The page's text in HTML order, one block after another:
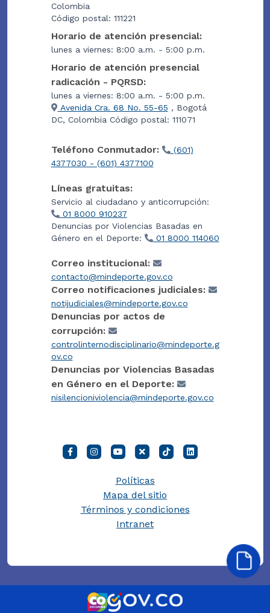
Colombia
Código postal: 111221
Horario de atención presencial:
lunes a viernes: 8:00 a.m. - 5:00 p.m.
Horario de atención presencial
radicación - PQRSD:
lunes a viernes: 8:00 a.m. - 5:00 p.m.
Avenida Cra. 68 No. 55-65 , Bogotá
DC, Colombia Código postal: 111071
Teléfono Conmutador:
(601)
4377030 - (601) 4377100
Líneas gratuitas:
Servicio al ciudadano y anticorrupción:
01 8000 910237
Denuncias por Violencias Basadas en
Género en el Deporte:
01 8000 114060
Correo institucional:
contacto@mindeporte.gov.co
Correo notificaciones judiciales:
notijudiciales@mindeporte.gov.co
Denuncias por actos de
corrupción:
controlinternodisciplinario@mindeporte.g
ov.co
Denuncias por Violencias Basadas
en Género en el Deporte:
nisilencioniviolencia@mindeporte.gov.co
Políticas
Mapa del sitio
Términos y condiciones
Intranet